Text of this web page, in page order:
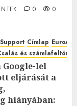
0 0
Címlap
és
Google-lel
eljárását a
hiányában: